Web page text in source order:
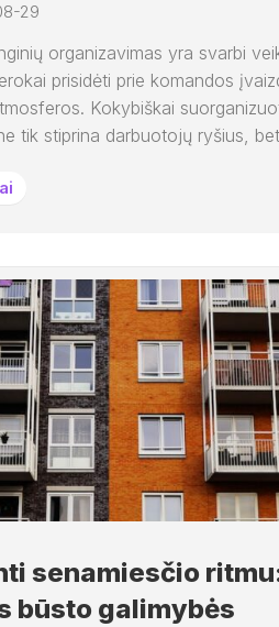
29
organizavimas yra svarbi
prisidėti prie komandos
Kokybiškai
tik stiprina darbuotojų ryšius,
senamiesčio
būsto galimybės